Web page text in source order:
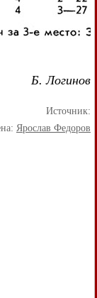
Б. Логинов
Источник:
Ярослав Федоров